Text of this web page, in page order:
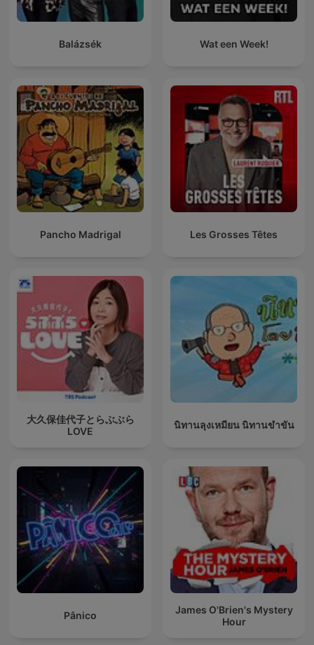
Balázsék Wat een Week!
Pancho Madrigal Les Grosses Têtes
大久保佳代子とらぶぶら
LOVE
นิทานลุงเหมียน นิทานขำขัน
Pânico
James O'Brien's Mystery
Hour